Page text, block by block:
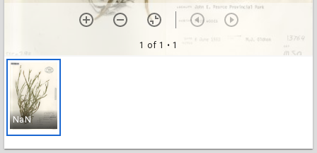
1 of 1 • 1
NaN